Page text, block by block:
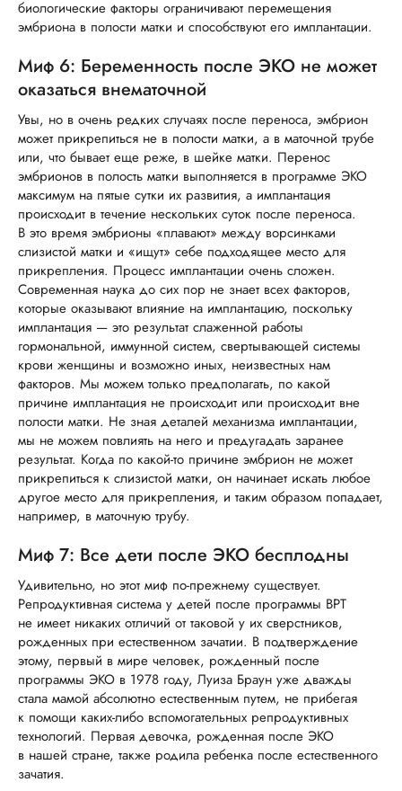
биологические факторы ограничивают перемещения
эмбриона в полости матки и способствуют его имплантации.
Миф 6: Беременность после ЭКО не может
оказаться внематочной
Увы, но в очень редких случаях после переноса, эмбрион
может прикрепиться не в полости матки, а в маточной трубе
или, что бывает еще реже, в шейке матки. Перенос
эмбрионов в полость матки выполняется в программе ЭКО
максимум на пятые сутки их развития, а имплантация
происходит в течение нескольких суток после переноса.
В это время эмбрионы «плавают» между ворсинками
слизистой матки и «ищут» себе подходящее место для
прикрепления. Процесс имплантации очень сложен.
Современная наука до сих пор не знает всех факторов,
которые оказывают влияние на имплантацию, поскольку
имплантация — это результат слаженной работы
гормональной, иммунной систем, свертывающей системы
крови женщины и возможно иных, неизвестных нам
факторов. Мы можем только предполагать, по какой
причине имплантация не происходит или происходит вне
полости матки. Не зная деталей механизма имплантации,
мы не можем повлиять на него и предугадать заранее
результат. Когда по какой-то причине эмбрион не может
прикрепиться к слизистой матки, он начинает искать любое
другое место для прикрепления, и таким образом попадает,
например, в маточную трубу.
Миф 7: Все дети после ЭКО бесплодны
Удивительно, но этот миф по-прежнему существует.
Репродуктивная система у детей после программы ВРТ
не имеет никаких отличий от таковой у их сверстников,
рожденных при естественном зачатии. В подтверждение
этому, первый в мире человек, рожденный после
программы ЭКО в 1978 году, Луиза Браун уже дважды
стала мамой абсолютно естественным путем, не прибегая
к помощи каких-либо вспомогательных репродуктивных
технологий. Первая девочка, рожденная после ЭКО
в нашей стране, также родила ребенка после естественного
зачатия.